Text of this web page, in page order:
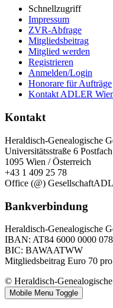
Schnellzugriff
Impressum
ZVR-Abfrage
Mitgliedsbeitrag
Mitglied werden
Registrieren
Anmelden/Login
Honorare für Aufträge
Kontakt ADLER
Kontakt
Heraldisch-Genealogische
Universitätsstraße 6
1095 Wien / Österreich
+43 1 409 25 78
Office (@)
Bankverbindung
Heraldisch-Genealogische
IBAN: AT84 6000 0000
BIC: BAWAATWW
Mitgliedsbeitrag Euro 70
© Heraldisch-
Mobile Menu Toggle